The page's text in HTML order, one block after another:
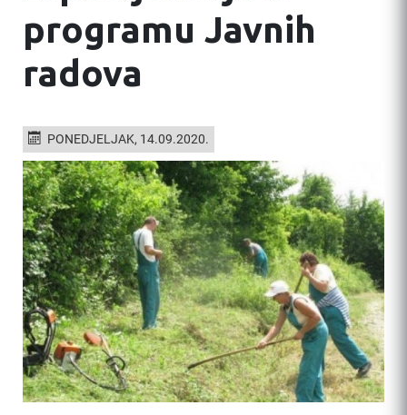
programu Javnih
radova
PONEDJELJAK, 14.09.2020.